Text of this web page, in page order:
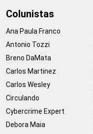
Colunistas
Ana Paula Franco
Antonio Tozzi
Breno DaMata
Carlos Martinez
Carlos Wesley
Circulando
Cybercrime Expert
Debora Maia